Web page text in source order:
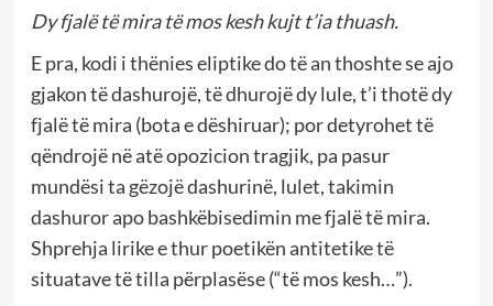
Dy fjalë të mira të mos kesh kujt t’ia thuash.
E pra, kodi i thënies eliptike do të an thoshte se ajo
gjakon të dashurojë, të dhurojë dy lule, t’i thotë dy
fjalë të mira (bota e dëshiruar); por detyrohet të
qëndrojë në atë opozicion tragjik, pa pasur
mundësi ta gëzojë dashurinë, lulet, takimin
dashuror apo bashkëbisedimin me fjalë të mira.
Shprehja lirike e thur poetikën antitetike të
situatave të tilla përplasëse (“të mos kesh…”).